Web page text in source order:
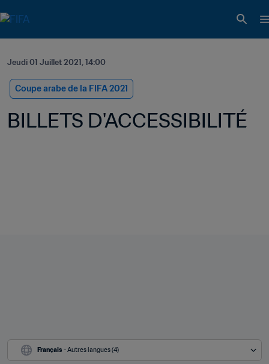
Jeudi 01 Juillet 2021, 14:00
Coupe arabe de la FIFA 2021
BILLETS D'ACCESSIBILITÉ
Français - Autres langues (4)